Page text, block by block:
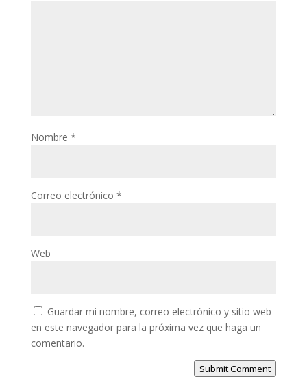
Nombre *
Correo electrónico *
Web
Guardar mi nombre, correo electrónico y sitio web
en este navegador para la próxima vez que haga un
comentario.
Submit Comment